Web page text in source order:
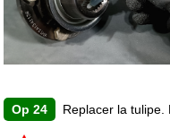
Op 24 Replacer la tulipe.